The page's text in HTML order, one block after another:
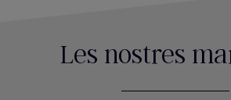
Les nostres